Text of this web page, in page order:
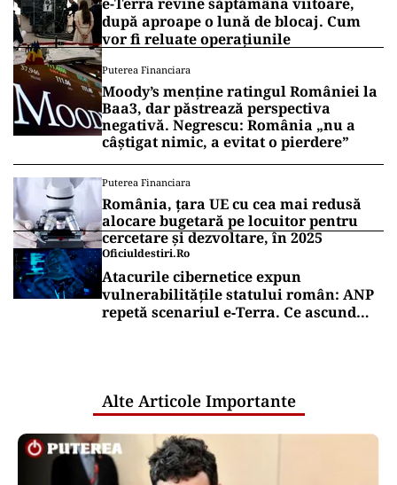
după aproape o lună de blocaj. Cum
vor fi reluate operațiunile
Puterea Financiara
Moody’s menține ratingul României la
Baa3, dar păstrează perspectiva
negativă. Negrescu: România „nu a
câștigat nimic, a evitat o pierdere”
Puterea Financiara
România, țara UE cu cea mai redusă
alocare bugetară pe locuitor pentru
cercetare și dezvoltare, în 2025
Oficiuldestiri.ro
Atacurile cibernetice expun
vulnerabilitățile statului român: ANP
repetă scenariul e‑Terra. Ce ascund
Alte Articole Importante